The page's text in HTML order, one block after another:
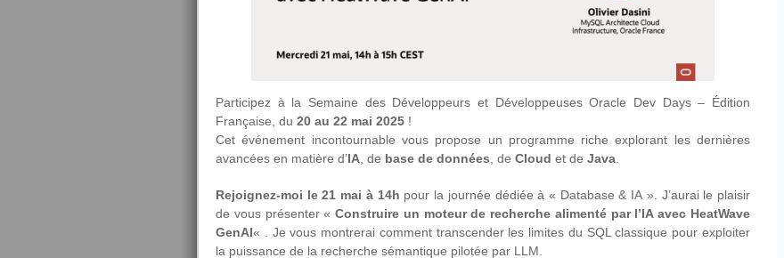
Participez à la Semaine des Développeurs et Développeuses Oracle Dev Days – Édition
Française, du 20 au 22 mai 2025 !
Cet événement incontournable vous propose un programme riche explorant les dernières
avancées en matière d’IA , de base de données , de Cloud et de Java
Rejoignez-moi le 21 mai à 14h pour la journée dédiée à « Database & IA ». J’aurai le plaisir
de vous présenter «Construire un moteur de recherche alimenté par l’IA avec HeatWave
GenAI« . Je vous montrerai comment transcender les limites du SQL classique pour exploiter
la puissance de la recherche sémantique pilotée par LLM.